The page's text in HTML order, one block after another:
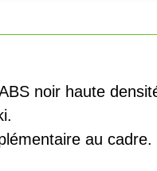
noir haute
au cadre.